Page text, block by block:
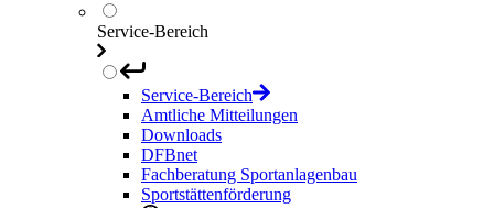
Service-Bereich
Service-Bereich
Amtliche Mitteilungen
Downloads
DFBnet
Fachberatung Sportanlagenbau
Sportstättenförderung